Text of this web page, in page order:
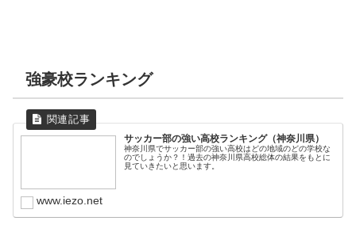
強豪校ランキング
サッカー部の強い高校ランキング（神奈川県）
神奈川県でサッカー部の強い高校はどの地域のどの学校な
のでしょうか？！過去の神奈川県高校総体の結果をもとに
見ていきたいと思います。
www.iezo.net